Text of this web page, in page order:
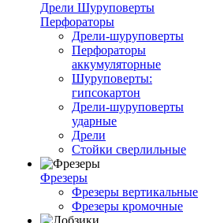
Дрели Шуруповерты
Перфораторы
Дрели-шуруповерты
Перфораторы
аккумуляторные
Шуруповерты:
гипсокартон
Дрели-шуруповерты
ударные
Дрели
Стойки сверлильные
Фрезеры
Фрезеры вертикальные
Фрезеры кромочные